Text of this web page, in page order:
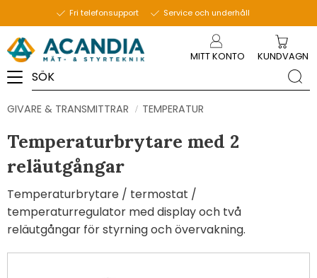
Fri telefonsupport Service och underhåll
MITT KONTO KUNDVAGN
GIVARE & TRANSMITTRAR TEMPERATUR
Temperaturbrytare med 2
reläutgångar
Temperaturbrytare / termostat /
temperaturregulator med display och två
reläutgångar för styrning och övervakning.